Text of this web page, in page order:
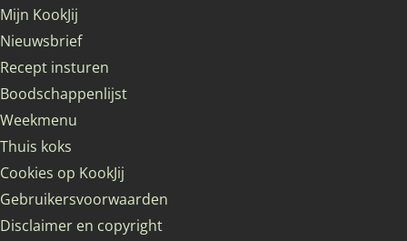
Mijn KookJij
Nieuwsbrief
Recept insturen
Boodschappenlijst
Weekmenu
Thuis koks
Cookies op KookJij
Gebruikersvoorwaarden
Disclaimer en copyright